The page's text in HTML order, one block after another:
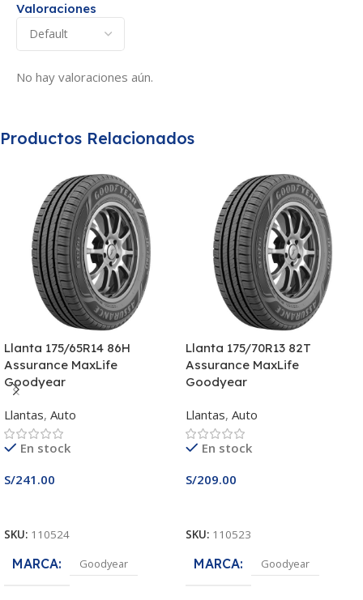
Valoraciones
No hay valoraciones aún.
Productos Relacionados
Llanta 175/65R14 86H
Assurance MaxLife
Goodyear
Llantas, Auto
En stock
S/241.00
SKU: 110524
MARCA Goodyear
Llanta 175/70R13 82T
Assurance MaxLife
Goodyear
Llantas, Auto
En stock
S/209.00
SKU: 110523
MARCA Goodyear